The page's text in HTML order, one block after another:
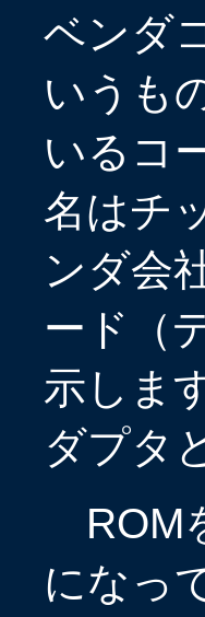
ベンダ
いうも
いるコ
名はチ
ンダ会
ード（
示しま
ダプタ
ROM
になっ